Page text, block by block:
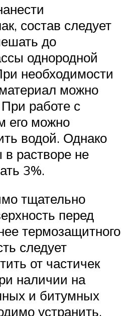
состав следует
до
однородной
необходимости
можно
работе с
его можно
водой. Однако
растворе не
3%.
тщательно
перед
термозащитного
следует
от частичек
наличии на
и битумных
устранить.